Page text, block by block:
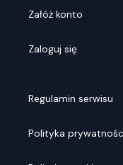
Załóż konto
Zaloguj się
Regulamin serwisu
Polityka